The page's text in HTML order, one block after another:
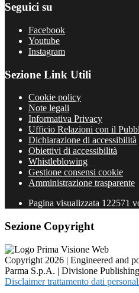
Seguici su
Facebook
Youtube
Instagram
Sezione Link Utili
Cookie policy
Note legali
Informativa Privacy
Ufficio Relazioni con il
Dichiarazione di accessibilità
Obiettivi di accessibilità
Whistleblowing
Gestione consensi cookie
Amministrazione trasparente
Pagina visualizzata 122571
Sezione Copyright
Copyright 2026 | Engineered and
Parma S.p.A. | Divisione
Disclaimer trattamento dati